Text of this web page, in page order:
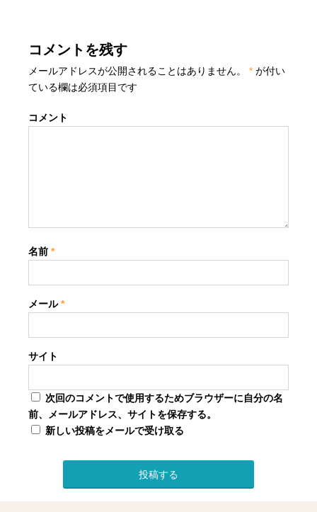
コメントを残す
メールアドレスが公開されることはありません。 * が付い
ている欄は必須項目です
コメント
名前*
メール*
サイト
次回のコメントで使用するためブラウザーに自分の名
前、メールアドレス、サイトを保存する。
新しい投稿をメールで受け取る